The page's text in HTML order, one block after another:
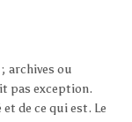
archives ou
pas exception.
de ce qui est. Le